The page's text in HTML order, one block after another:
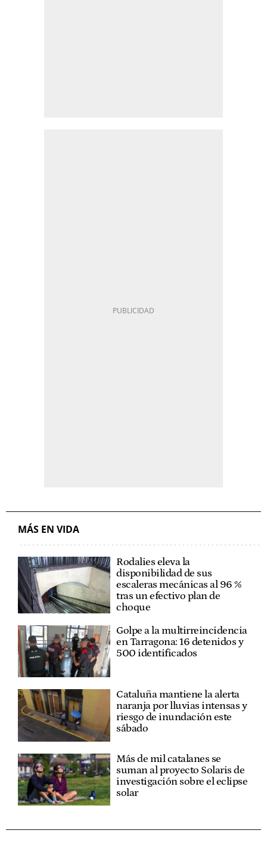
MÁS EN VIDA
Rodalies eleva la
disponibilidad de sus
escaleras mecánicas al 96 %
tras un efectivo plan de
choque
Golpe a la multirreincidencia
en Tarragona: 16 detenidos y
500 identificados
Cataluña mantiene la alerta
naranja por lluvias intensas y
riesgo de inundación este
sábado
Más de mil catalanes se
suman al proyecto Solaris de
investigación sobre el eclipse
solar